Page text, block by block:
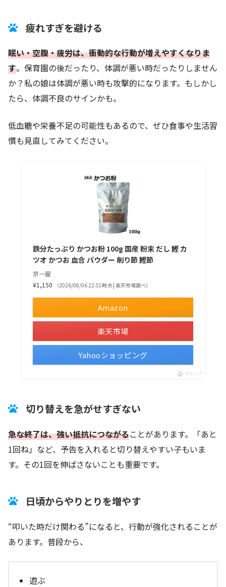
疲れすぎを避ける
眠い・空腹・疲労は、衝動的な行動が増えやすくなりま
す。保育園の後だったり、体調が悪い時だったりしません
か？私の娘は体調が悪い時も攻撃的になります。もしかし
たら、体調不良のサインかも。
低血糖や栄養不足の可能性もあるので、ぜひ食事や生活習
慣も見直してみてください。
鉄分たっぷり かつお粉 100g 国産 粉末 だし 鰹 カ
ツオ かつお 血合 パウダー 削り節 鰹節
京一屋
¥1,150
（2026/08/06 22:51時点 | 楽天市場調べ）
Amazon
楽天市場
Yahooショッピング
ポチップ
切り替えを急がせすぎない
急な終了は、強い抵抗につながることがあります。「あと
1回ね」など、予告を入れると切り替えやすい子もいま
す。その1回を伸ばさないことも重要です。
日頃からやりとりを増やす
“叩いた時だけ関わる”になると、行動が強化されることが
あります。普段から、
遊ぶ